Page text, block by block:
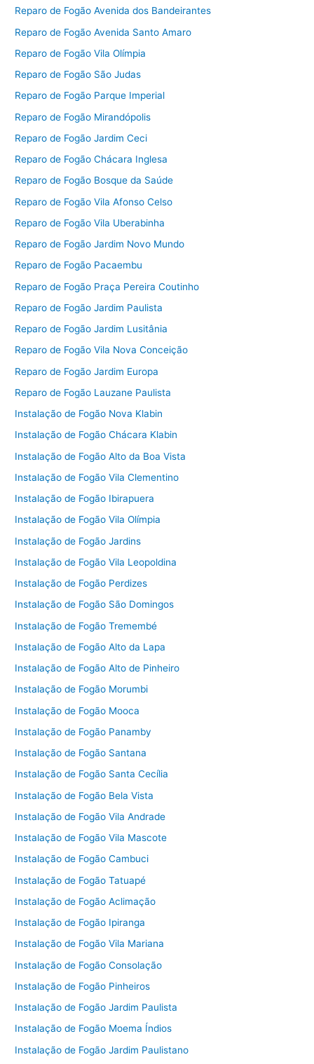
Reparo de Fogão Avenida dos Bandeirantes
Reparo de Fogão Avenida Santo Amaro
Reparo de Fogão Vila Olímpia
Reparo de Fogão São Judas
Reparo de Fogão Parque Imperial
Reparo de Fogão Mirandópolis
Reparo de Fogão Jardim Ceci
Reparo de Fogão Chácara Inglesa
Reparo de Fogão Bosque da Saúde
Reparo de Fogão Vila Afonso Celso
Reparo de Fogão Vila Uberabinha
Reparo de Fogão Jardim Novo Mundo
Reparo de Fogão Pacaembu
Reparo de Fogão Praça Pereira Coutinho
Reparo de Fogão Jardim Paulista
Reparo de Fogão Jardim Lusitânia
Reparo de Fogão Vila Nova Conceição
Reparo de Fogão Jardim Europa
Reparo de Fogão Lauzane Paulista
Instalação de Fogão Nova Klabin
Instalação de Fogão Chácara Klabin
Instalação de Fogão Alto da Boa Vista
Instalação de Fogão Vila Clementino
Instalação de Fogão Ibirapuera
Instalação de Fogão Vila Olímpia
Instalação de Fogão Jardins
Instalação de Fogão Vila Leopoldina
Instalação de Fogão Perdizes
Instalação de Fogão São Domingos
Instalação de Fogão Tremembé
Instalação de Fogão Alto da Lapa
Instalação de Fogão Alto de Pinheiro
Instalação de Fogão Morumbi
Instalação de Fogão Mooca
Instalação de Fogão Panamby
Instalação de Fogão Santana
Instalação de Fogão Santa Cecília
Instalação de Fogão Bela Vista
Instalação de Fogão Vila Andrade
Instalação de Fogão Vila Mascote
Instalação de Fogão Cambuci
Instalação de Fogão Tatuapé
Instalação de Fogão Aclimação
Instalação de Fogão Ipiranga
Instalação de Fogão Vila Mariana
Instalação de Fogão Consolação
Instalação de Fogão Pinheiros
Instalação de Fogão Jardim Paulista
Instalação de Fogão Moema Índios
Instalação de Fogão Jardim Paulistano